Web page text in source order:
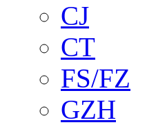
CJ
CT
FS/FZ
GZH